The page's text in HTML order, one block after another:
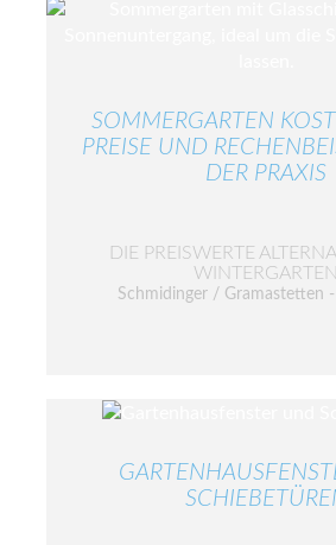
SOMMERGARTEN
PREISE UND
DER PRAXIS
DIE PREISWERTE
WINTERGARTEN
Schmidinger / Gramastetten